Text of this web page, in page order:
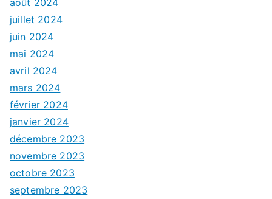
juillet 2024
juin 2024
mai 2024
avril 2024
mars 2024
février 2024
janvier 2024
décembre 2023
novembre 2023
octobre 2023
septembre 2023